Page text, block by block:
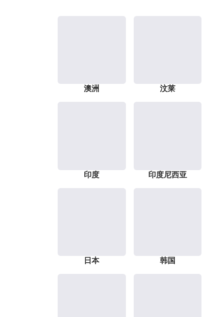
澳洲 汶莱
印度 印度尼西亚
日本 韩国